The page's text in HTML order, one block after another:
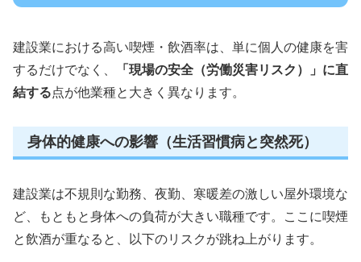
建設業における高い喫煙・飲酒率は、単に個人の健康を害
するだけでなく、
「現場の安全（労働災害リスク）」に直
結する点が他業種と大きく異なります。
身体的健康への影響（生活習慣病と突然死）
建設業は不規則な勤務、夜勤、寒暖差の激しい屋外環境な
ど、もともと身体への負荷が大きい職種です。ここに喫煙
と飲酒が重なると、以下のリスクが跳ね上がります。